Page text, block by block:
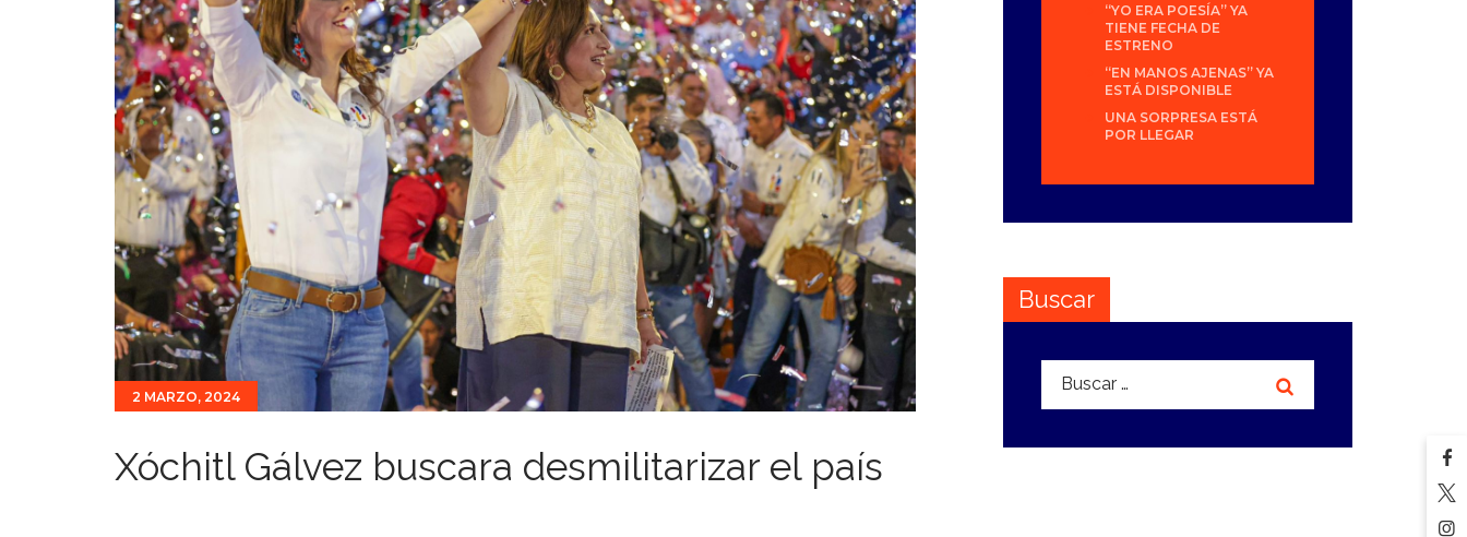
Contacto
2 MARZO, 2024
Xóchitl Gálvez buscara desmilitarizar el país
“YO ERA POESÍA” YA
TIENE FECHA DE
ESTRENO
“EN MANOS AJENAS” YA
ESTÁ DISPONIBLE
UNA SORPRESA ESTÁ
POR LLEGAR
Buscar
Buscar: